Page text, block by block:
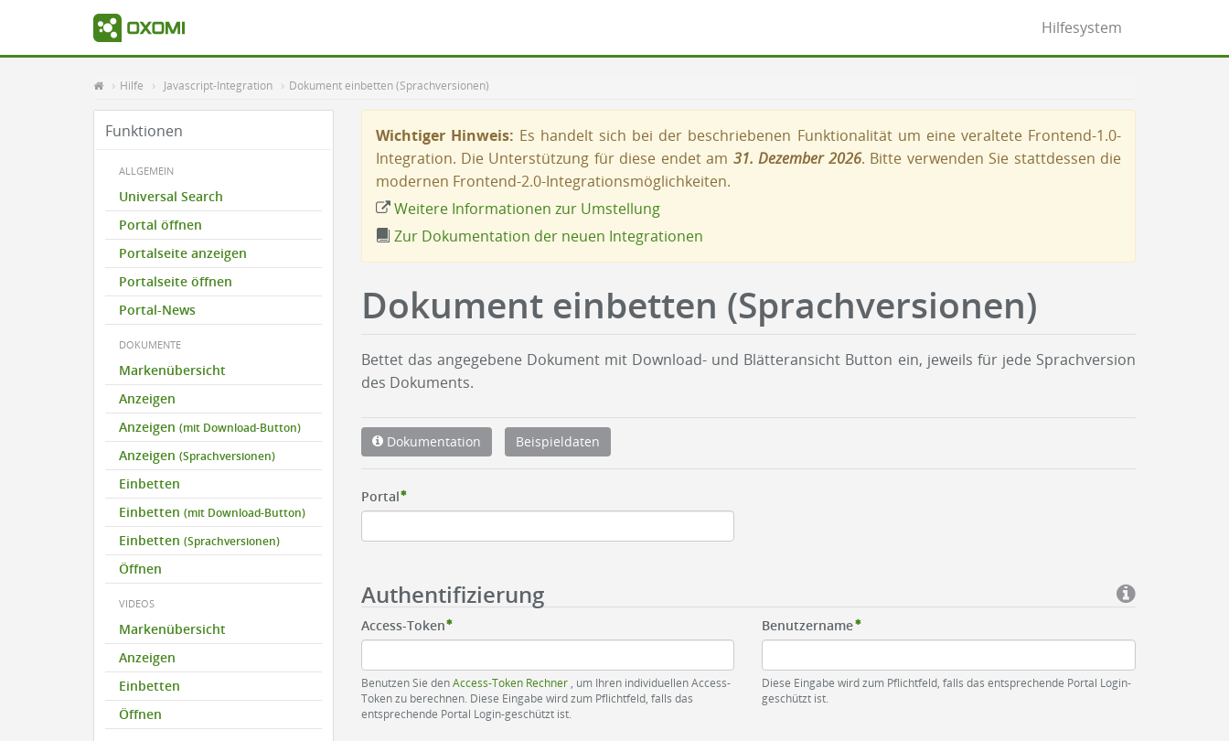
Hilfesystem
Hilfe Javascript-Integration Dokument einbetten (Sprachversionen)
Funktionen
ALLGEMEIN
Universal Search
Portal öffnen
Portalseite anzeigen
Portalseite öffnen
Portal-News
DOKUMENTE
Markenübersicht
Anzeigen
Anzeigen (mit Download-Button)
Anzeigen (Sprachversionen)
Einbetten
Einbetten (mit Download-Button)
Einbetten (Sprachversionen)
Öffnen
VIDEOS
Markenübersicht
Anzeigen
Einbetten
Öffnen
Wichtiger Hinweis: Es handelt sich bei der beschriebenen Funktionalität um eine veraltete Frontend-1.0-
Integration. Die Unterstützung für diese endet am 31. Dezember 2026. Bitte verwenden Sie stattdessen die
modernen Frontend-2.0-Integrationsmöglichkeiten.
Weitere Informationen zur Umstellung
Zur Dokumentation der neuen Integrationen
Dokument einbetten (Sprachversionen)
Bettet das angegebene Dokument mit Download- und Blätteransicht Button ein, jeweils für jede Sprachversion
des Dokuments.
Dokumentation Beispieldaten
Portal
Authentifizierung
Access-Token
Benutzen Sie denAccess-Token Rechner
, um Ihren individuellen Access-
Token zu berechnen. Diese Eingabe wird zum Pflichtfeld, falls das
entsprechende Portal Login-geschützt ist.
Benutzername
Diese Eingabe wird zum Pflichtfeld, falls das entsprechende Portal Login-
geschützt ist.